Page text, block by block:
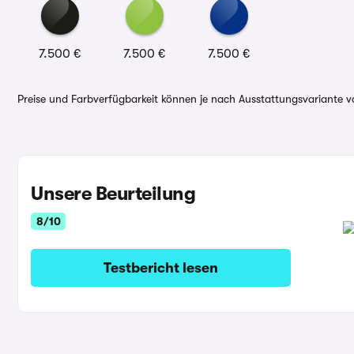
7.500 € 7.500 € 7.500 €
Preise und Farbverfügbarkeit können je nach Ausstattungsvariante
Unsere Beurteilung
8/10
Testbericht lesen